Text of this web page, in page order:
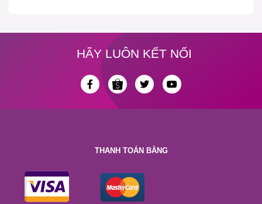
HÃY LUÔN KẾT NỐI
THANH TOÁN BẰNG